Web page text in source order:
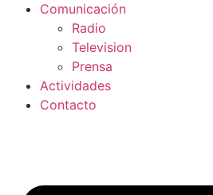
Comunicación
Radio
Television
Prensa
Actividades
Contacto